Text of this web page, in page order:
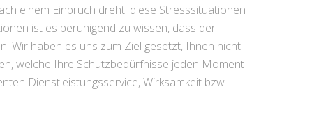
einem Einbruch dreht: diese Stresssituationen
ist es beruhigend zu wissen, dass der
Wir haben es uns zum Ziel gesetzt, Ihnen nicht
welche Ihre Schutzbedürfnisse jeden Moment
Dienstleistungsservice, Wirksamkeit bzw